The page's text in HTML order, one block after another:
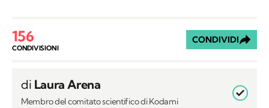
156
CONDIVISIONI
CONDIVIDI
di Laura Arena
Membro del comitato scientifico di Kodami